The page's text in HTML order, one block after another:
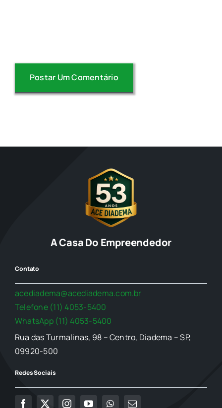
A Casa Do Empreendedor
Contato
acediadema@acediadema.com.br
Telefone (11) 4053-5400
WhatsApp (11) 4053-5400
Rua das Turmalinas, 98 – Centro, Diadema – SP,
09920-500
Redes Sociais